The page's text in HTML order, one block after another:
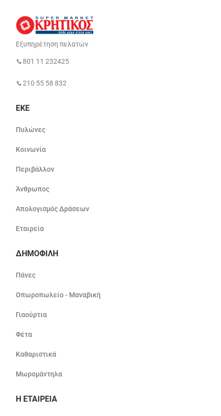
Εξυπηρέτηση πελατών
801 11 232425
210 55 58 832
ΕΚΕ
Πυλώνες
Κοινωνία
Περιβάλλον
Άνθρωπος
Απολογισμός Δράσεων
Εταιρεία
ΔΗΜΟΦΙΛΗ
Πάνες
Οπωροπωλείο - Μαναβική
Γιαούρτια
Φέτα
Καθαριστικά
Μωρομάντηλα
Η ΕΤΑΙΡΕΙΑ